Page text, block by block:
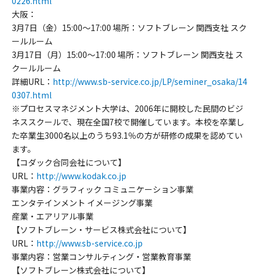
大阪：
3月7日（金）15:00～17:00 場所：ソフトブレーン 関西支社 スク
ールルーム
3月17日（月）15:00～17:00 場所：ソフトブレーン 関西支社 ス
クールルーム
詳細URL： http://www.sb-service.co.jp/LP/seminer_osaka/14
0307.html
※プロセスマネジメント大学は、2006年に開校した民間のビジ
ネススクールで、現在全国7校で開催しています。本校を卒業し
た卒業生3000名以上のうち93.1％の方が研修の成果を認めてい
ます。
【コダック合同会社について】
URL： http://www.kodak.co.jp
事業内容：グラフィック コミュニケーション事業
エンタテインメント イメージング事業
産業・エアリアル事業
【ソフトブレーン・サービス株式会社について】
URL： http://www.sb-service.co.jp
事業内容：営業コンサルティング・営業教育事業
【ソフトブレーン株式会社について】